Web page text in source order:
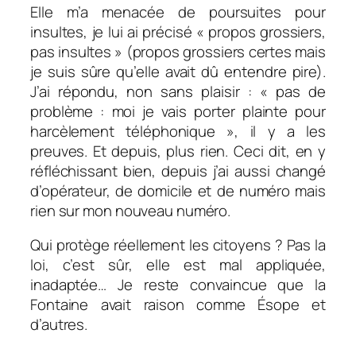
Elle m’a menacée de poursuites pour
insultes, je lui ai précisé « propos grossiers,
pas insultes » (propos grossiers certes mais
je suis sûre qu’elle avait dû entendre pire).
J’ai répondu, non sans plaisir : « pas de
problème : moi je vais porter plainte pour
harcèlement téléphonique », il y a les
preuves. Et depuis, plus rien. Ceci dit, en y
réfléchissant bien, depuis j’ai aussi changé
d’opérateur, de domicile et de numéro mais
rien sur mon nouveau numéro.
Qui protège réellement les citoyens ? Pas la
loi, c’est sûr, elle est mal appliquée,
inadaptée… Je reste convaincue que la
Fontaine avait raison comme Ésope et
d’autres.